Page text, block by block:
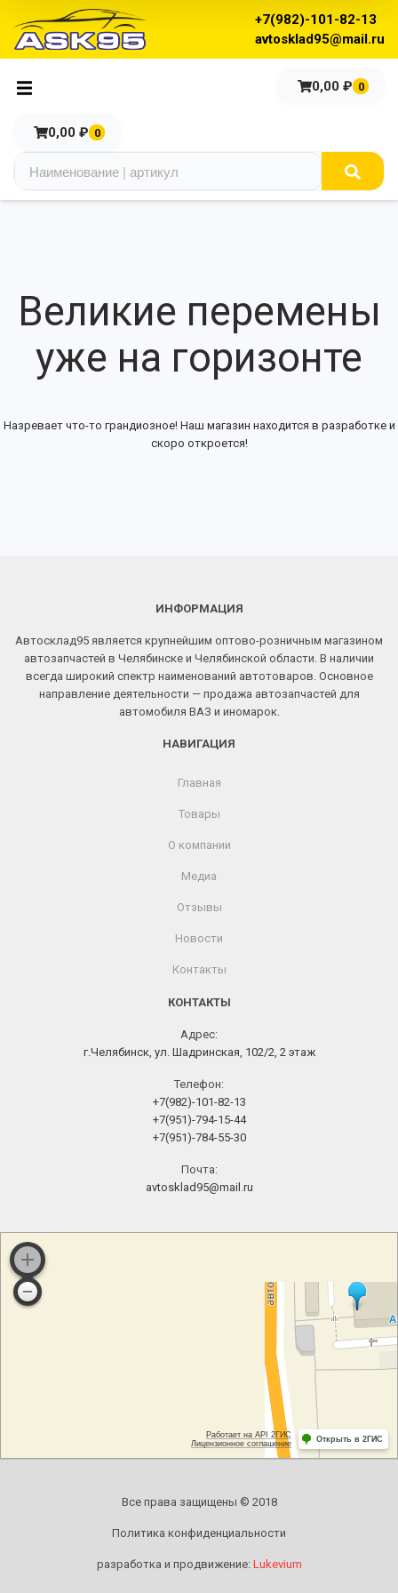
+7(982)-101-82-13
avtosklad95@mail.ru
0,00 ₽ 0
0,00 ₽ 0
Великие перемены
уже на горизонте
Назревает что-то грандиозное! Наш магазин находится в разработке и
скоро откроется!
ИНФОРМАЦИЯ
Автосклад95 является крупнейшим оптово-розничным магазином
автозапчастей в Челябинске и Челябинской области. В наличии
всегда широкий спектр наименований автотоваров. Основное
направление деятельности — продажа автозапчастей для
автомобиля ВАЗ и иномарок.
НАВИГАЦИЯ
Главная
Товары
О компании
Медиа
Отзывы
Новости
Контакты
КОНТАКТЫ
Адрес:
г.Челябинск, ул. Шадринская, 102/2, 2 этаж
Телефон:
+7(982)-101-82-13
+7(951)-794-15-44
+7(951)-784-55-30
Почта:
avtosklad95@mail.ru
Все права защищены © 2018
Политика конфиденциальности
разработка и продвижение: Lukevium